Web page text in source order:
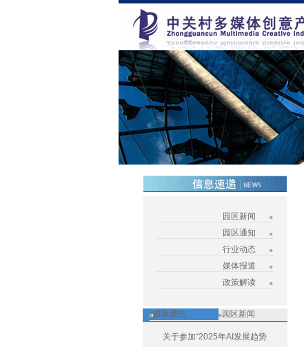
园区新闻
园区通知
行业动态
媒体报道
政策解读
最新通知 园区新闻
关于参加“2025年AI发展趋势